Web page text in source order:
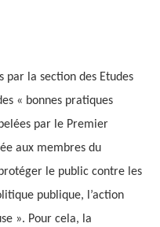
par la section des Etudes
« bonnes pratiques
par le Premier
aux membres du
le public contre les
publique, l’action
». Pour cela, la